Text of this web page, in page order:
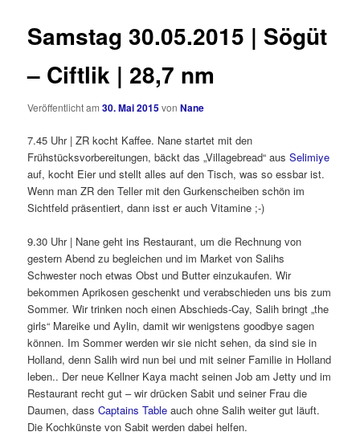
Samstag 30.05.2015 | Sögüt
– Ciftlik | 28,7 nm
Veröffentlicht am30. Mai 2015vonNane
7.45 Uhr | ZR kocht Kaffee. Nane startet mit den
Frühstücksvorbereitungen, bäckt das „Villagebread“ ausSelimiye
auf, kocht Eier und stellt alles auf den Tisch, was so essbar ist.
Wenn man ZR den Teller mit den Gurkenscheiben schön im
Sichtfeld präsentiert, dann isst er auch Vitamine ;-)
9.30 Uhr | Nane geht ins Restaurant, um die Rechnung von
gestern Abend zu begleichen und im Market von Salihs
Schwester noch etwas Obst und Butter einzukaufen. Wir
bekommen Aprikosen geschenkt und verabschieden uns bis zum
Sommer. Wir trinken noch einen Abschieds-Cay, Salih bringt „the
girls“ Mareike und Aylin, damit wir wenigstens goodbye sagen
können. Im Sommer werden wir sie nicht sehen, da sind sie in
Holland, denn Salih wird nun bei und mit seiner Familie in Holland
leben.. Der neue Kellner Kaya macht seinen Job am Jetty und im
Restaurant recht gut – wir drücken Sabit und seiner Frau die
Daumen, dassCaptains Table auch ohne Salih weiter gut läuft.
Die Kochkünste von Sabit werden dabei helfen.